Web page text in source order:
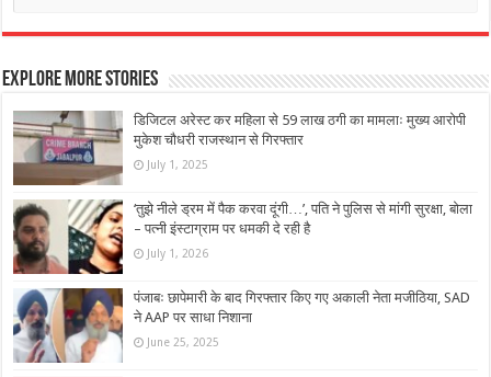
Explore More Stories
डिजिटल अरेस्ट कर महिला से 59 लाख ठगी का मामलाः मुख्य आरोपी
मुकेश चौधरी राजस्थान से गिरफ्तार
July 1, 2025
‘तुझे नीले ड्रम में पैक करवा दूंगी…’, पति ने पुलिस से मांगी सुरक्षा, बोला
– पत्नी इंस्टाग्राम पर धमकी दे रही है
July 1, 2026
पंजाबः छापेमारी के बाद गिरफ्तार किए गए अकाली नेता मजीठिया, SAD
ने AAP पर साधा निशाना
June 25, 2025